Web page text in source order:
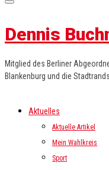
Dennis
Mitglied des Berliner
Blankenburg und die
Aktuelles
Aktuelle Artikel
Mein Wahlkreis
Sport